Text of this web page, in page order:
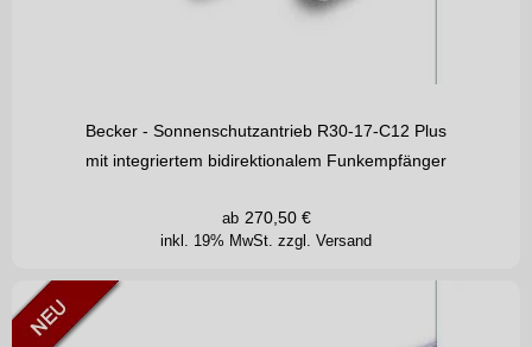
Becker - Sonnenschutzantrieb R30-17-C12 Plus
mit integriertem bidirektionalem Funkempfänger
inkl. 19% MwSt. zzgl. Versand
ab 270,50€